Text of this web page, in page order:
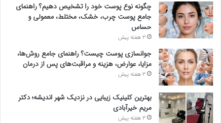
چگونه نوع پوست خود را تشخیص دهیم؟ راهنمای
جامع پوست چرب، خشک، مختلط، معمولی و
حساس
3 هفته پیش
جوانسازی پوست چیست؟ راهنمای جامع روش‌ها،
مزایا، عوارض، هزینه و مراقبت‌های پس از درمان
3 هفته پیش
بهترین کلینیک زیبایی در نزدیک شهر اندیشه؛ دکتر
مریم خیرآبادی
3 هفته پیش